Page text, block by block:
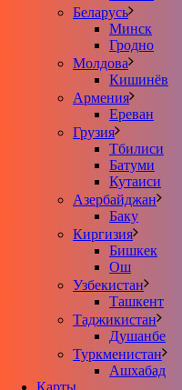
Беларусь
Минск
Гродно
Молдова
Кишинёв
Армения
Ереван
Грузия
Тбилиси
Батуми
Кутаиси
Азербайджан
Баку
Киргизия
Бишкек
Ош
Узбекистан
Ташкент
Таджикистан
Душанбе
Туркменистан
Ашхабад
Карты